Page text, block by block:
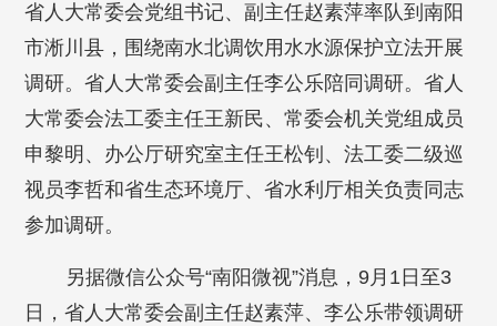
省人大常委会党组书记、副主任赵素萍率队到南阳
市淅川县，围绕南水北调饮用水水源保护立法开展
调研。省人大常委会副主任李公乐陪同调研。省人
大常委会法工委主任王新民、常委会机关党组成员
申黎明、办公厅研究室主任王松钊、法工委二级巡
视员李哲和省生态环境厅、省水利厅相关负责同志
参加调研。
另据微信公众号“南阳微视”消息，9月1日至3
日，省人大常委会副主任赵素萍、李公乐带领调研